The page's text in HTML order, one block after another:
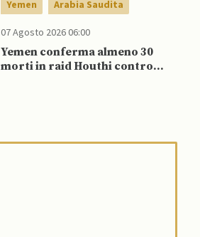
Yemen Arabia Saudita
07 Agosto 2026 06:00
Yemen conferma almeno 30
morti in raid Houthi contro